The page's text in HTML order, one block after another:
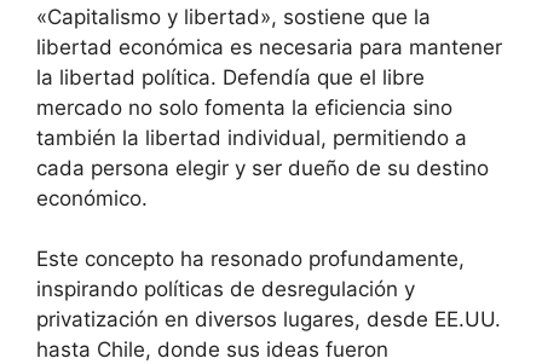
«Capitalismo y libertad», sostiene que la
libertad económica es necesaria para mantener
la libertad política. Defendía que el libre
mercado no solo fomenta la eficiencia sino
también la libertad individual, permitiendo a
cada persona elegir y ser dueño de su destino
económico.
Este concepto ha resonado profundamente,
inspirando políticas de desregulación y
privatización en diversos lugares, desde EE.UU.
hasta Chile, donde sus ideas fueron